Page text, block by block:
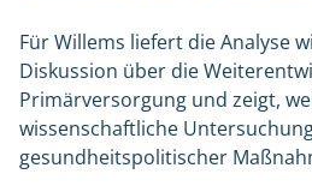
Für Willems liefert die Analyse
Diskussion über die
Primärversorgung und zeigt,
wissenschaftliche
gesundheitspolitischer